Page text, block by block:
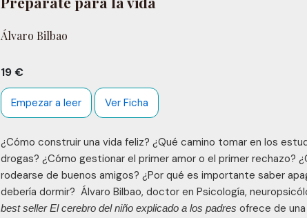
Álvaro Bilbao
19 €
Empezar a leer Ver Ficha
¿Cómo construir una vida feliz? ¿Qué camino tomar en los
drogas? ¿Cómo gestionar el primer amor o el primer rechazo?
rodearse de buenos amigos? ¿Por qué es importante saber
debería dormir? Álvaro Bilbao, doctor en Psicología,
best seller El cerebro del niño explicado a los padres ofrece de